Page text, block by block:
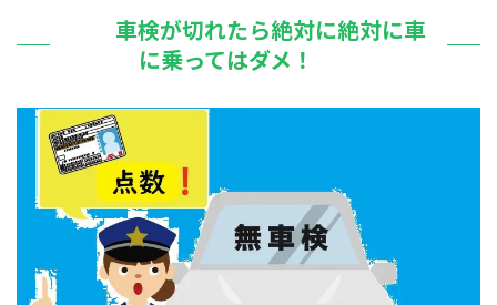
車検が切れたら絶対に絶対に車
に乗ってはダメ！